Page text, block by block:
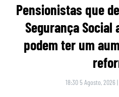
Pensionistas que
Segurança Social
podem ter um
18:30 5 Agosto, 2026 |